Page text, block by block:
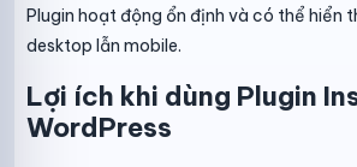
Plugin hoạt động ổn định và có thể hiển
desktop lẫn mobile.
Lợi ích khi dùng Plugin
WordPress